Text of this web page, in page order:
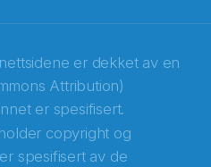
er dekket av en
Attribution)
er spesifisert.
copyright og
spesifisert av de